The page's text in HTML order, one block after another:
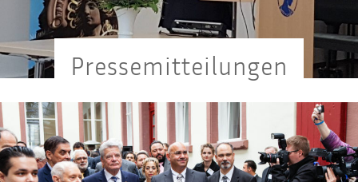
Pres­se­mit­tei­lun­gen